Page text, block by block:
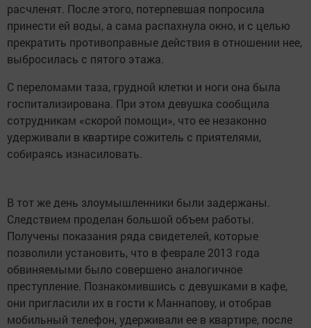
расчленят. После этого, потерпевшая попросила
принести ей воды, а сама распахнула окно, и с целью
прекратить противоправные действия в отношении нее,
выбросилась с пятого этажа.
С переломами таза, грудной клетки и ноги она была
госпитализирована. При этом девушка сообщила
сотрудникам «скорой помощи», что ее незаконно
удерживали в квартире сожитель с приятелями,
собираясь изнасиловать.
В тот же день злоумышленники были задержаны.
Следствием проделан большой объем работы.
Получены показания ряда свидетелей, которые
позволили установить, что в феврале 2013 года
обвиняемыми было совершено аналогичное
преступление. Познакомившись с девушками в кафе,
они пригласили их в гости к Маннапову, и отобрав
мобильный телефон, удерживали ее в квартире, после